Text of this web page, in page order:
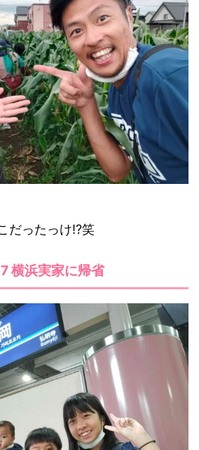
だったっけ!?笑
横浜実家に帰省